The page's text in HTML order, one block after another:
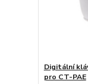
Digitální
pro CT-PAE